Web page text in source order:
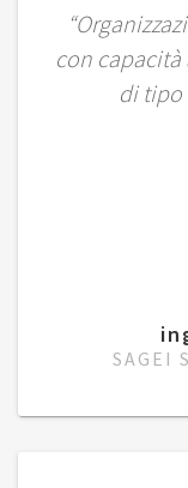
con capacità
di
SAGEI